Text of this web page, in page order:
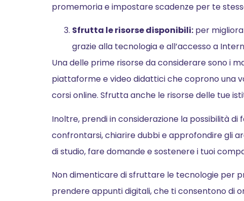
promemoria e impostare scadenze per te
Sfrutta le risorse disponibili: per
grazie alla tecnologia e all’accesso a
Una delle prime risorse da considerare sono i
piattaforme e video didattici che coprono una
corsi online. Sfrutta anche le risorse delle tue
Inoltre, prendi in considerazione la possibilità
confrontarsi, chiarire dubbi e approfondire gli
di studio, fare domande e sostenere i tuoi
Non dimenticare di sfruttare le tecnologie per
prendere appunti digitali, che ti consentono di